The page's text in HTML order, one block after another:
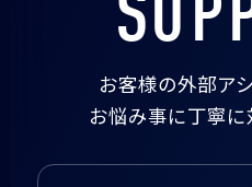
お客様の外部ア
お悩み事に丁寧に